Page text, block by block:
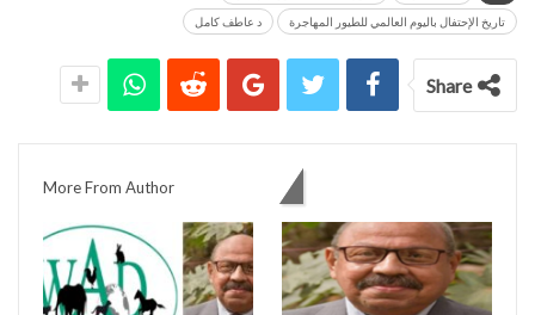
تاريخ الإحتفال باليوم العالمي للطيور المهاجرة د عاطف كامل
Share
More From Author